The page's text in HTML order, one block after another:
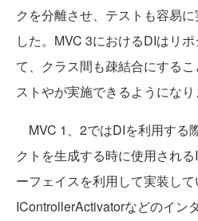
クを分離させ、テストも容易
した。MVC 3におけるDIはリ
て、クラス間も疎結合にする
ストやが実施できるようになり
MVC 1、2ではDIを利用する
クトを生成する時に使用され
ーフェイスを利用して実装して
IControllerActivatorなどのイン